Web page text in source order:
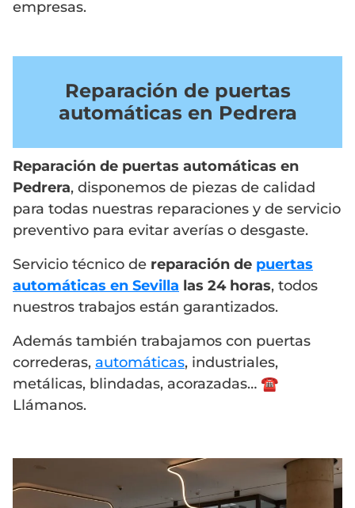
empresas.
Reparación de puertas
automáticas en Pedrera
Reparación de puertas automáticas en
Pedrera, disponemos de piezas de calidad
para todas nuestras reparaciones y de servicio
preventivo para evitar averías o desgaste.
Servicio técnico de reparación de puertas
automáticas en Sevilla las 24 horas, todos
nuestros trabajos están garantizados.
Además también trabajamos con puertas
correderas, automáticas, industriales,
metálicas, blindadas, acorazadas… ☎️
Llámanos.